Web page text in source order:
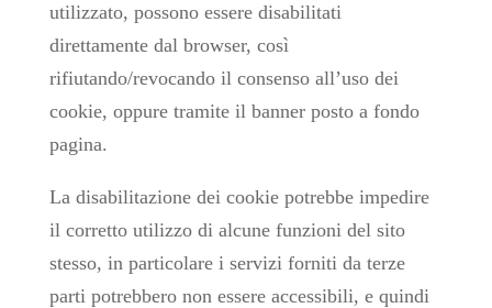
utilizzato, possono essere disabilitati
direttamente dal browser, così
rifiutando/revocando il consenso all’uso dei
cookie, oppure tramite il banner posto a fondo
pagina.
La disabilitazione dei cookie potrebbe impedire
il corretto utilizzo di alcune funzioni del sito
stesso, in particolare i servizi forniti da terze
parti potrebbero non essere accessibili, e quindi